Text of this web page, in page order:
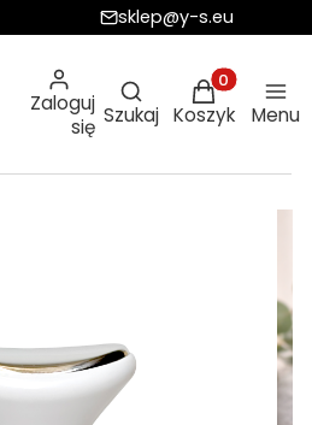
sklep@y-s.eu
Zaloguj
się
Otwórz
Szukaj
Produkty w
Koszyk Menu